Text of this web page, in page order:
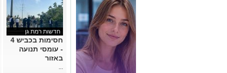
חדשות רמת גן
חסימות בכביש 4
- עומסי תנועה
באזור
...